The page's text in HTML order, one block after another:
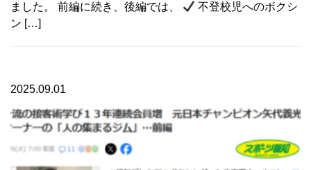
ました。 前編に続き、後編では、
不登校児へのボクシ
ン […]
2025.09.01